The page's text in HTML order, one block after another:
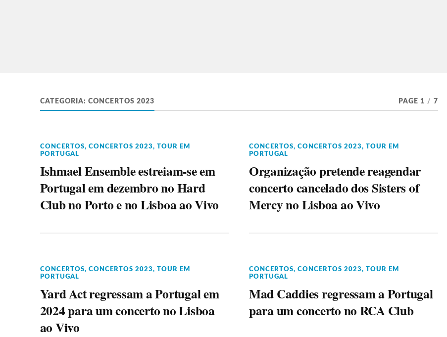
CATEGORIA: CONCERTOS 2023 PAGE 1 / 7
CONCERTOS, CONCERTOS 2023, TOUR EM
PORTUGAL
Ishmael Ensemble estreiam-se em
Portugal em dezembro no Hard
Club no Porto e no Lisboa ao Vivo
CONCERTOS, CONCERTOS 2023, TOUR EM
PORTUGAL
Organização pretende reagendar
concerto cancelado dos Sisters of
Mercy no Lisboa ao Vivo
CONCERTOS, CONCERTOS 2023, TOUR EM
PORTUGAL
Yard Act regressam a Portugal em
2024 para um concerto no Lisboa
ao Vivo
CONCERTOS, CONCERTOS 2023, TOUR EM
PORTUGAL
Mad Caddies regressam a Portugal
para um concerto no RCA Club